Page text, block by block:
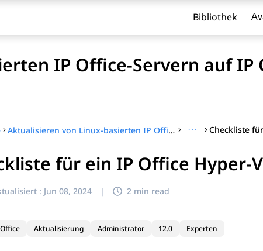
Bibliothek
IP Office-Servern auf IP
zu filtern.
Aktualisieren von Linux-basierten IP Office-Servern auf IP Office R12.0 ···
für ein IP Office Hyper-
: Jun 08, 2024 | 2 min read
Aktualisierung Administrator 12.0 Experten